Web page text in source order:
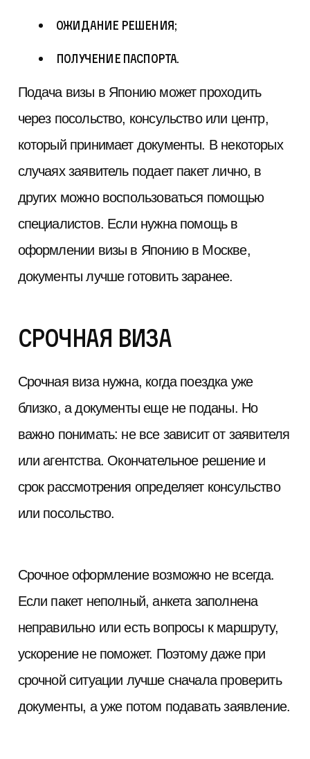
ожидание решения;
получение паспорта.
Подача визы в Японию может проходить
через посольство, консульство или центр,
который принимает документы. В некоторых
случаях заявитель подает пакет лично, в
других можно воспользоваться помощью
специалистов. Если нужна помощь в
оформлении визы в Японию в Москве,
документы лучше готовить заранее.
Срочная виза
Срочная виза нужна, когда поездка уже
близко, а документы еще не поданы. Но
важно понимать: не все зависит от заявителя
или агентства. Окончательное решение и
срок рассмотрения определяет консульство
или посольство.
Срочное оформление возможно не всегда.
Если пакет неполный, анкета заполнена
неправильно или есть вопросы к маршруту,
ускорение не поможет. Поэтому даже при
срочной ситуации лучше сначала проверить
документы, а уже потом подавать заявление.